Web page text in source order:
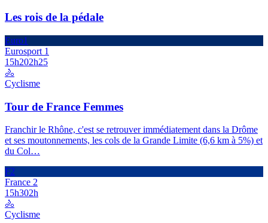
Les rois de la pédale
Euro1
Eurosport 1
15h202h25
🚴
Cyclisme
Tour de France Femmes
Franchir le Rhône, c'est se retrouver immédiatement dans la Drôme
et ses moutonnements, les cols de la Grande Limite (6,6 km à 5%) et
du Col…
F2
France 2
15h302h
🚴
Cyclisme